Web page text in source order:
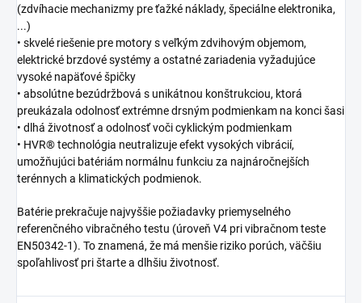
(zdvíhacie mechanizmy pre ťažké náklady, špeciálne elektronika,
...)
• skvelé riešenie pre motory s veľkým zdvihovým objemom,
elektrické brzdové systémy a ostatné zariadenia vyžadujúce
vysoké napäťové špičky
• absolútne bezúdržbová s unikátnou konštrukciou, ktorá
preukázala odolnosť extrémne drsným podmienkam na konci šasi
• dlhá životnosť a odolnosť voči cyklickým podmienkam
• HVR® technológia neutralizuje efekt vysokých vibrácií,
umožňujúci batériám normálnu funkciu za najnáročnejších
terénnych a klimatických podmienok.
Batérie prekračuje najvyššie požiadavky priemyselného
referenčného vibračného testu (úroveň V4 pri vibračnom teste
EN50342-1). To znamená, že má menšie riziko porúch, väčšiu
spoľahlivosť pri štarte a dlhšiu životnosť.